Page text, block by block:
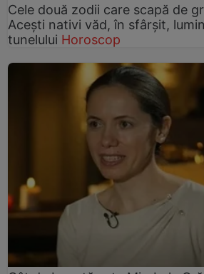
Cele două zodii care scapă de
Acești nativi văd, în sfârșit,
tunelului Horoscop